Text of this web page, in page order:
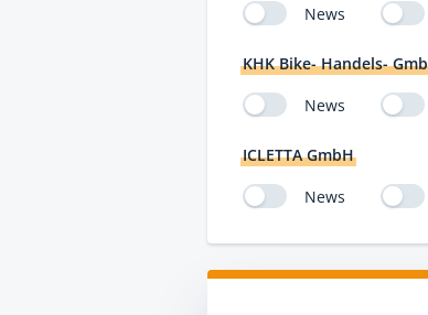
News
KHK Bike- Handels-
News
ICLETTA GmbH
News